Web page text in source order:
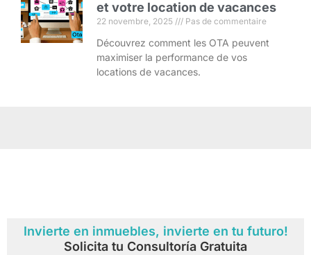
et votre location de vacances
22 novembre, 2025 Pas de commentaire
Découvrez comment les OTA peuvent
maximiser la performance de vos
locations de vacances.
Invierte en inmuebles, invierte en tu futuro!
Solicita tu Consultoría Gratuita